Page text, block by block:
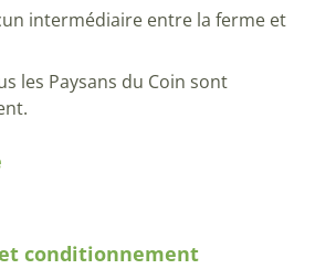
intermédiaire entre la ferme et
les Paysans du Coin sont
conditionnement